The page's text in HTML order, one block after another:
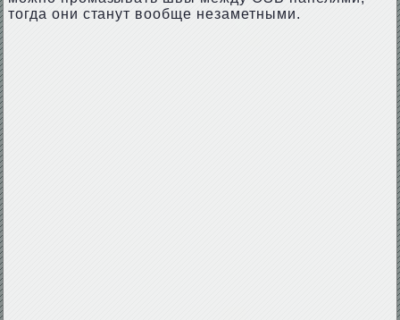
тогда они станут вообще незаметными.